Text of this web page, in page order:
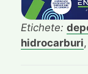
Etichete:
hidrocarburi,